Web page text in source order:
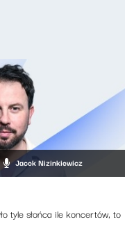
Jacek Nizinkiewicz
tyle słońca ile koncertów, to